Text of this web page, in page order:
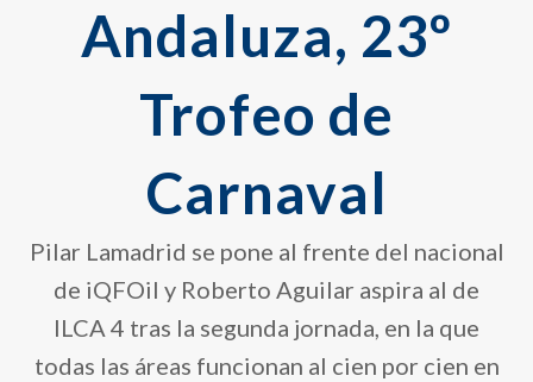
Andaluza, 23º
Trofeo de
Carnaval
Pilar Lamadrid se pone al frente del nacional
de iQFOil y Roberto Aguilar aspira al de
ILCA 4 tras la segunda jornada, en la que
todas las áreas funcionan al cien por cien en